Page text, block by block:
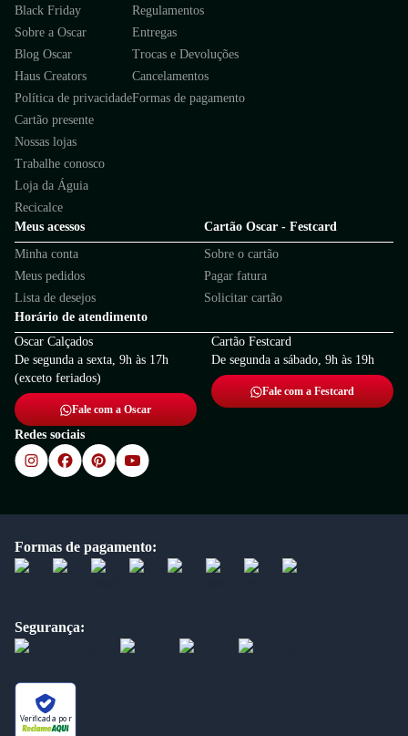
Black Friday
Sobre a Oscar
Blog Oscar
Haus Creators
Política de privacidade
Cartão presente
Nossas lojas
Trabalhe conosco
Loja da Águia
Recicalce
Regulamentos
Entregas
Trocas e Devoluções
Cancelamentos
Formas de pagamento
Meus acessos
Minha conta
Meus pedidos
Lista de desejos
Cartão Oscar - Festcard
Sobre o cartão
Pagar fatura
Solicitar cartão
Horário de atendimento
Oscar Calçados
De segunda a sexta, 9h às 17h
(exceto feriados)
Fale com a Oscar
Cartão Festcard
De segunda a sábado, 9h às 19h
Fale com a Festcard
Redes sociais
Formas de pagamento:
Segurança:
Verificada por